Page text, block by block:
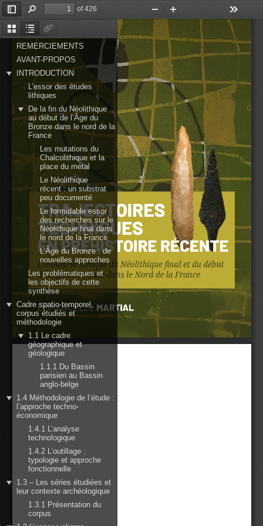
ThumbnailsDocument
Outline
REMERCIEMENTS
AVANT-PROPOS
INTRODUCTION
L’essor des études
lithiques
De la fin du Néolithique
au début de l’Âge du
Bronze dans le nord de la
France
Les mutations du
Chalcolithique et la
place du métal
Le Néolithique
récent : un substrat
peu documenté
Le formidable essor
des recherches sur le
Néolithique final dans
le nord de la France
L’Âge du Bronze : de
nouvelles approches
Les problématiques et
les objectifs de cette
synthèse
Cadre spatio-temporel,
corpus étudiés et
méthodologie
1.1 Le cadre
géographique et
géologique
1.1.1 Du Bassin
parisien au Bassin
anglo-belge
1.4 Méthodologie de l’étude :
l’approche techno-
économique
1.4.1 L’analyse
technologique
1.4.2 L’outillage :
typologie et approche
fonctionnelle
1.3 – Les séries étudiées et
leur contexte archéologique
1.3.1 Présentation du
corpus
Toggle
Sidebar
Find
of 426
Zoom
Out